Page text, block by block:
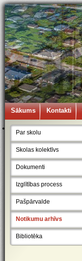
Sākums Kontakti
Par skolu
Skolas kolektīvs
Dokumenti
Izglītības process
Pašpārvalde
Notikumu arhīvs
Bibliotēka